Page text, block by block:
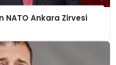
NATO Ankara Zirvesi